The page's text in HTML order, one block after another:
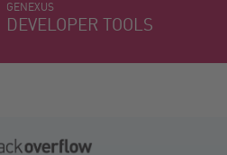
GENEXUS
DEVELOPER TOOLS